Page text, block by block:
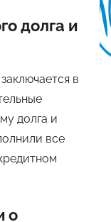
долга и
в
долга и
все
о